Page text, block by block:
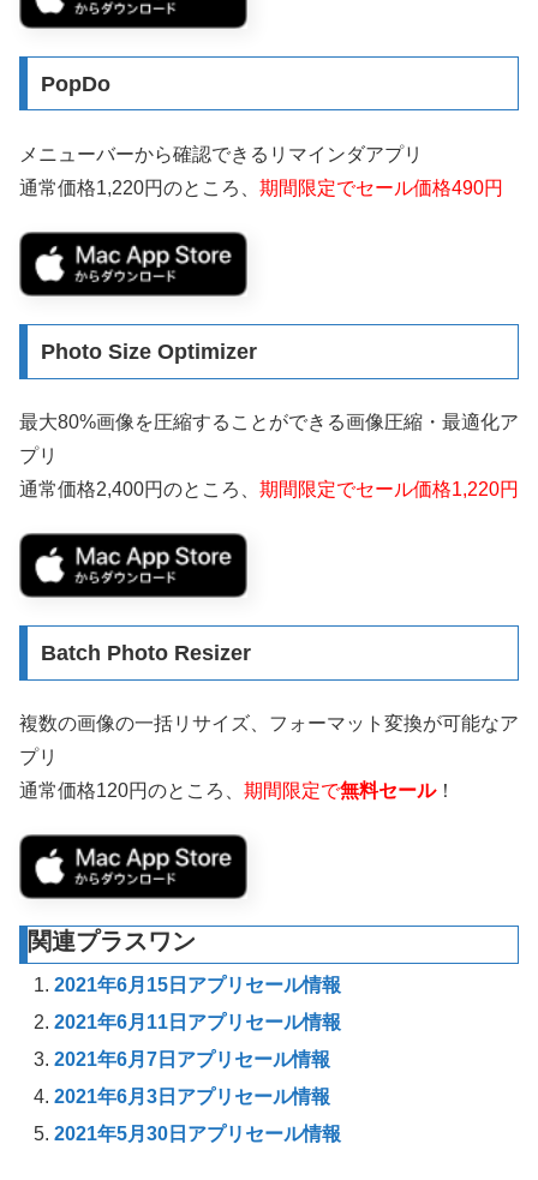
PopDo
メニューバーから確認できるリマインダアプリ
通常価格1,220円のところ、 期間限定でセール価格490円
Photo Size Optimizer
最大80%画像を圧縮することができる画像圧縮・最適化ア
プリ
通常価格2,400円のところ、 期間限定でセール価格1,220円
Batch Photo Resize‪r‬
複数の画像の一括リサイズ、フォーマット変換が可能なア
プリ
通常価格120円のところ、 期間限定で無料セール！
関連プラスワン
2021年6月15日アプリセール情報
2021年6月11日アプリセール情報
2021年6月7日アプリセール情報
2021年6月3日アプリセール情報
2021年5月30日アプリセール情報